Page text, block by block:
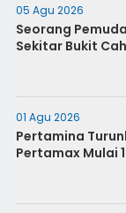
05 Agu 2026
Seorang
Sekitar Bukit
01 Agu 2026
Pertamina
Pertamax Mulai